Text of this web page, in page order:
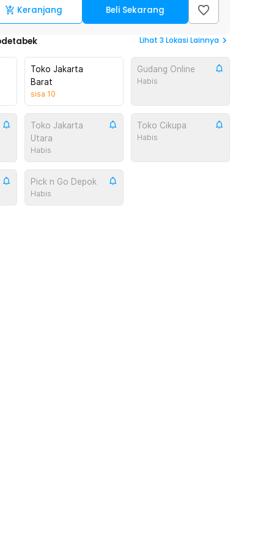
Keranjang Beli Sekarang
Lihat 3 Lokasi Lainnya
Toko Jakarta
Barat
sisa 10
Gudang Online
Habis
Toko Jakarta
Utara
Habis
Toko Cikupa
Habis
Pick n Go Depok
Habis